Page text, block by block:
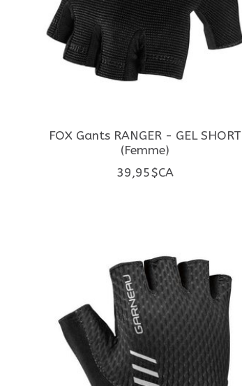
FOX Gants RANGER - GEL SHORT
(Femme)
39,95$CA